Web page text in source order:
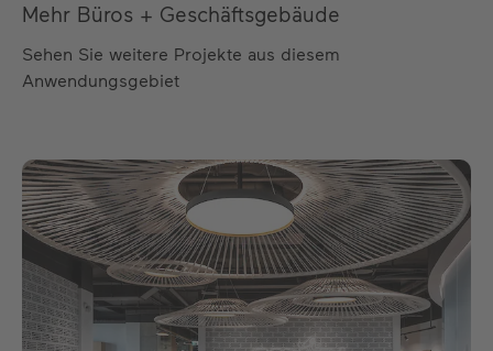
Mehr Büros + Geschäftsgebäude
Sehen Sie weitere Projekte aus diesem
Anwendungsgebiet